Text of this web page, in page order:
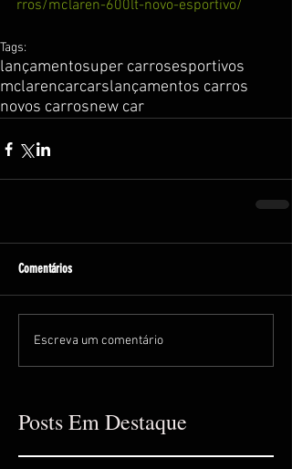
rros/mclaren-600lt-novo-esportivo/
Tags:
lançamentosuper carrosesportivos
mclarencarcarslançamentos carros
novos carrosnew car
Comentários
Escreva um comentário
Posts Em Destaque